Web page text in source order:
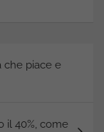
che piace e
il 40%, come